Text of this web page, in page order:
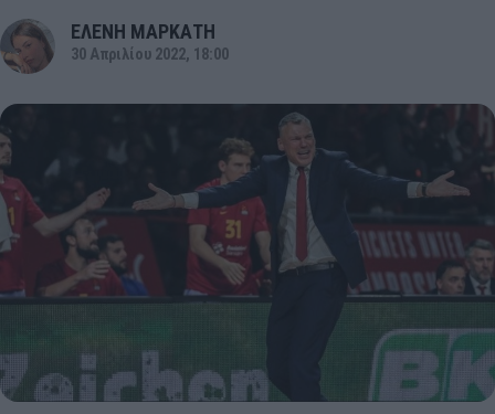
ΕΛΕΝΗ ΜΑΡΚΑΤΗ
30 Απριλίου 2022, 18:00